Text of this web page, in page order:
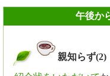
午後か
親知らず(2)